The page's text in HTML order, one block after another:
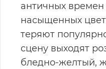
античных
насыщенных
теряют
сцену выходят
бледно-желтый,